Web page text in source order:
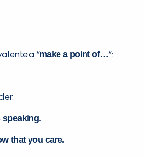
a “make a point of…“:
speaking.
that you care.